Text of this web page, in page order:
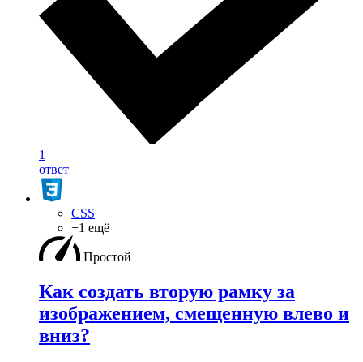
1
ответ
CSS
+1 ещё
Простой
Как создать вторую рамку за
изображением, смещенную влево и
вниз?